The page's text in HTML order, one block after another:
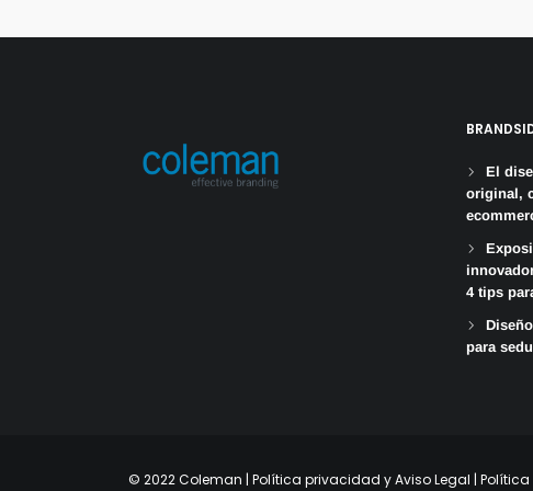
El
original,
4 tips
para
© 2022 Coleman | Política privacidad y Aviso Legal | Política